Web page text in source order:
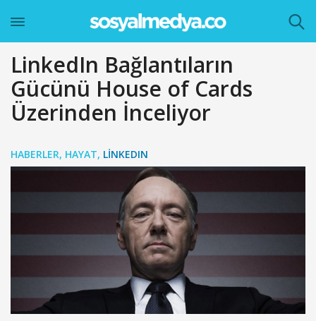
LinkedIn Bağlantıların
Gücünü House of Cards
Üzerinden İnceliyor
HABERLER, HAYAT, LINKEDIN